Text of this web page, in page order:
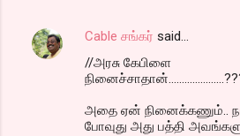
Cable சங்கர் said…
//அரசு கேபிளை
அதை ஏன் நினைக்கணும்..
போவுது அது பத்தி